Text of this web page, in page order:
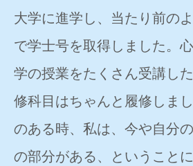
大学に進学し、当たり前の
で学士号を取得しました。
学の授業をたくさん受講し
修科目はちゃんと履修しま
のある時、私は、今や自分
の部分がある、ということ